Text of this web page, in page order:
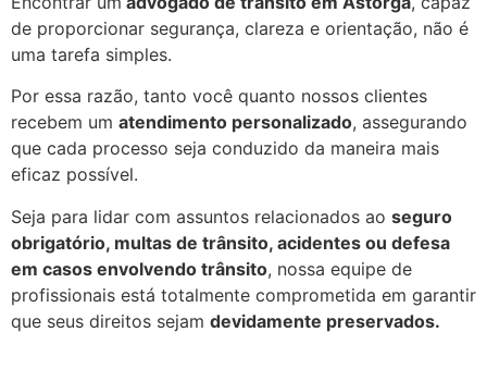
de proporcionar segurança, clareza e orientação, não é
uma tarefa simples.
Por essa razão, tanto você quanto nossos clientes
recebem um atendimento personalizado, assegurando
que cada processo seja conduzido da maneira mais
eficaz possível.
Seja para lidar com assuntos relacionados ao seguro
obrigatório, multas de trânsito, acidentes ou defesa
em casos envolvendo trânsito, nossa equipe de
profissionais está totalmente comprometida em garantir
que seus direitos sejam devidamente preservados.